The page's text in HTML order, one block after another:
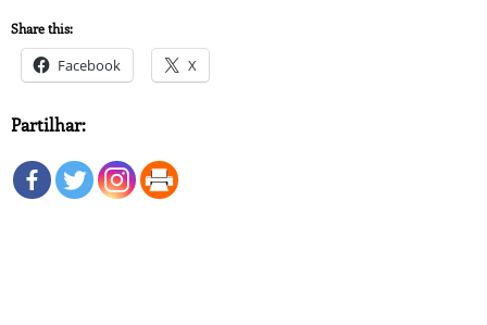
Share this:
Facebook X
Partilhar: